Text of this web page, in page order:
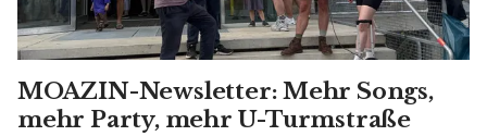
MOAZIN-Newsletter: Mehr Songs,
mehr Party, mehr U-Turmstraße